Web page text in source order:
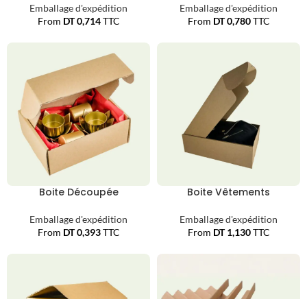
Emballage d'expédition
From DT0,714TTC
Emballage d'expédition
From DT0,780TTC
Boite Découpée
Emballage d'expédition
From DT0,393TTC
Boite Vêtements
Emballage d'expédition
From DT1,130TTC